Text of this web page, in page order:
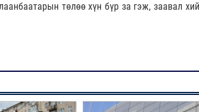
төлөө хүн бүр за гэж, заавал